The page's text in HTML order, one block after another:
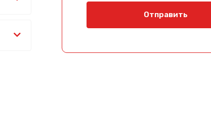
Отправить